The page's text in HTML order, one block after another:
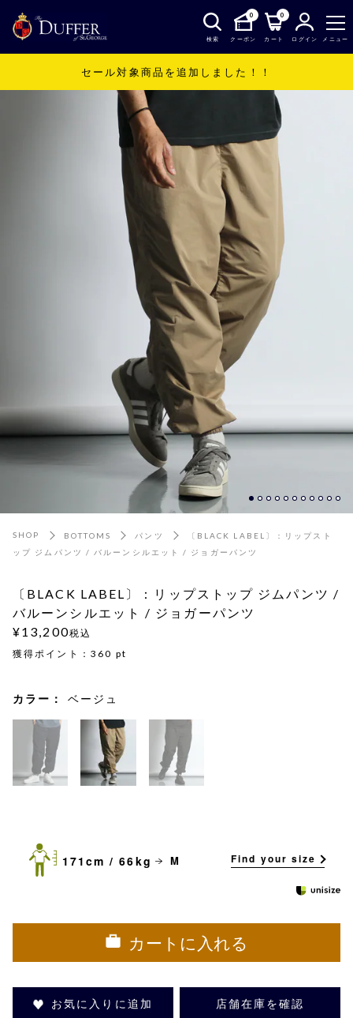
検索
0
クーポン
0
カート ログイン メニュー
セール対象商品を追加しました！！
SHOP BOTTOMS パンツ
〔BLACK LABEL〕：リップスト
ップ ジムパンツ / バルーンシルエット / ジョガーパンツ
〔BLACK LABEL〕：リップストップ ジムパンツ /
バルーンシルエット / ジョガーパンツ
¥13,200税込
獲得ポイント： 360 pt
カラー： ベージュ
171cm / 66kg M Find your size
カートに入れる
お気に入りに追加 店舗在庫を確認